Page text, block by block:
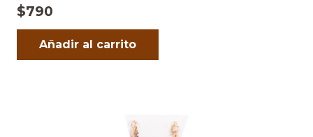
$790
Añadir al carrito